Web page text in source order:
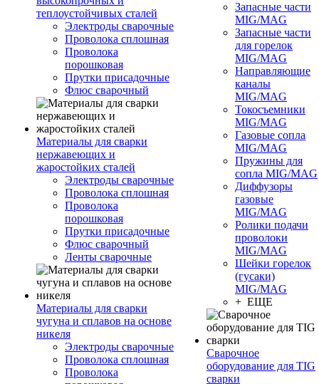
теплоустойчивых сталей
Электроды сварочные
Проволока сплошная
Проволока
порошковая
Прутки присадочные
Флюс сварочный
Материалы для сварки
нержавеющих и
жаростойких сталей
Электроды сварочные
Проволока сплошная
Проволока
порошковая
Прутки присадочные
Флюс сварочный
Ленты сварочные
Материалы для сварки
чугуна и сплавов на основе
никеля
Электроды сварочные
Проволока сплошная
Проволока
Запасные части
MIG/MAG
Запасные части
для горелок
MIG/MAG
Направляющие
каналы
MIG/MAG
Токосъемники
MIG/MAG
Газовые сопла
MIG/MAG
Пружины для
сопла MIG/MAG
Диффузоры
газовые
MIG/MAG
Ролики подачи
проволоки
MIG/MAG
Шейки горелок
(гусаки)
MIG/MAG
+ ЕЩЕ
Сварочное
оборудование для TIG
сварки